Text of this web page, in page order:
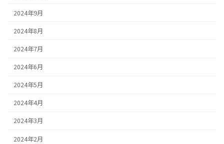
2024年9月
2024年8月
2024年7月
2024年6月
2024年5月
2024年4月
2024年3月
2024年2月